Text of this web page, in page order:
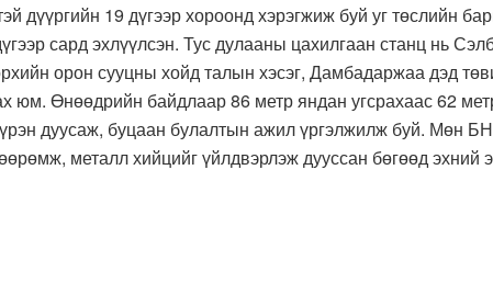
дүүргийн 19 дүгээр хороонд хэрэгжиж буй уг төслийн
сард эхлүүлсэн. Тус дулааны цахилгаан станц нь
орон сууцны хойд талын хэсэг, Дамбадаржаа дэд
юм. Өнөөдрийн байдлаар 86 метр яндан угсрахаас 62
дуусаж, буцаан булалтын ажил үргэлжилж буй. Мөн
металл хийцийг үйлдвэрлэж дууссан бөгөөд эхний